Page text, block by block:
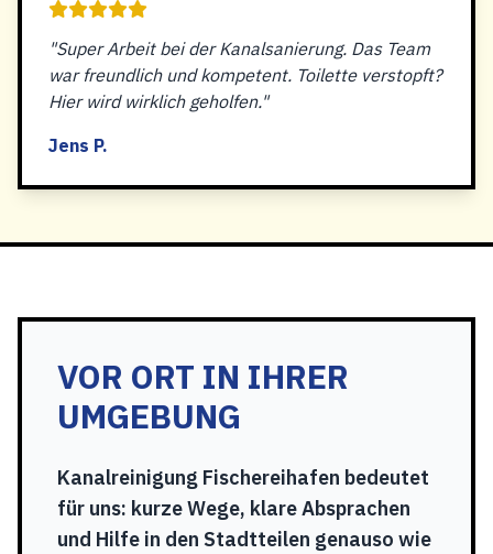
"Super Arbeit bei der Kanalsanierung. Das Team
war freundlich und kompetent. Toilette verstopft?
Hier wird wirklich geholfen."
Jens P.
VOR ORT IN IHRER
UMGEBUNG
Kanalreinigung Fischereihafen bedeutet
für uns: kurze Wege, klare Absprachen
und Hilfe in den Stadtteilen genauso wie